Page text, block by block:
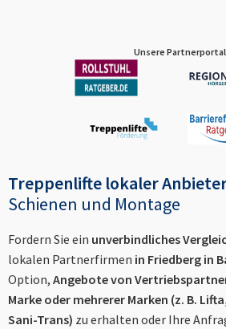
Unsere Partnerportal
Treppenlifte lokaler
Schienen und Montage
Fordern Sie ein unverbindliches
lokalen Partnerfirmen in Friedberg in
Option, Angebote von
Marke oder mehrerer Marken (z. B.
Sani-Trans) zu erhalten oder Ihre